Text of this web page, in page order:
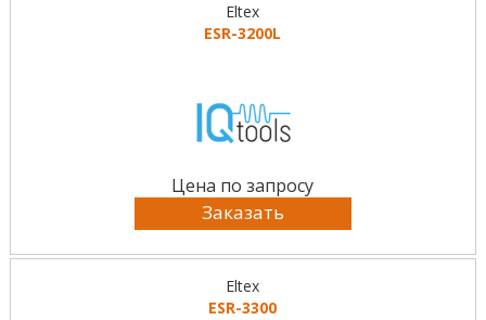
Eltex
ESR-3200L
Цена по запросу
Заказать
Eltex
ESR-3300